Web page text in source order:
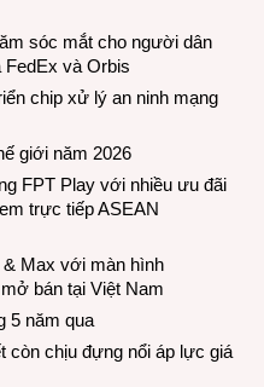
sóc mắt cho người dân
và Orbis
chip xử lý an ninh mạng
giới năm 2026
FPT Play với nhiều ưu đãi
trực tiếp ASEAN
Max với màn hình
bán tại Việt Nam
5 năm qua
còn chịu đựng nổi áp lực giá